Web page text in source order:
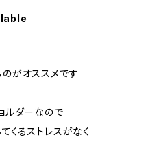
がオススメです
ルダーなので
くるストレスがなく